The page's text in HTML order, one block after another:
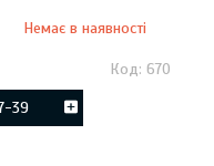
Немає в наявності
670
39